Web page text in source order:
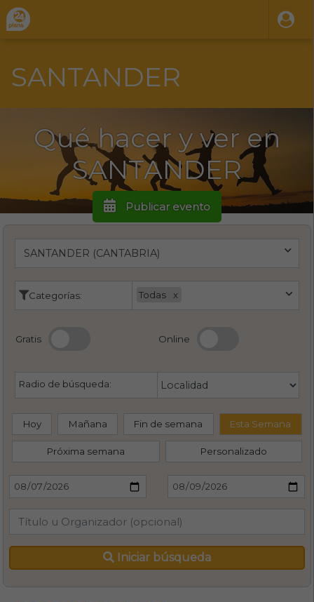
SANTANDER
Qué hacer y ver en
SANTANDER
Publicar evento
Categorías: Todas
Gratis Online
Radio de búsqueda:
Hoy Mañana Fin de semana Esta Semana
Próxima semana Personalizado
Iniciar búsqueda